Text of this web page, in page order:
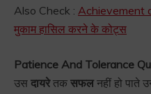
Also Check : Achievement
मुकाम हासिल करने के कोट्स
Patience And Tolerance
उस दायरेतक सफल नहीं हो पाते